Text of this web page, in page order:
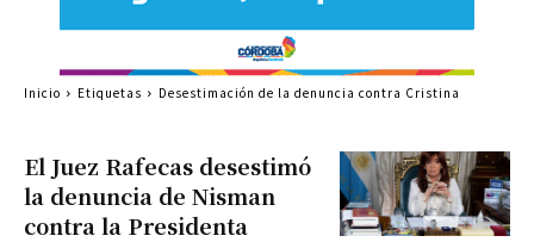
El Juez Rafecas desestimó
la denuncia de Nisman
contra la Presidenta
Inicio Etiquetas Desestimación de la denuncia contra Cristina